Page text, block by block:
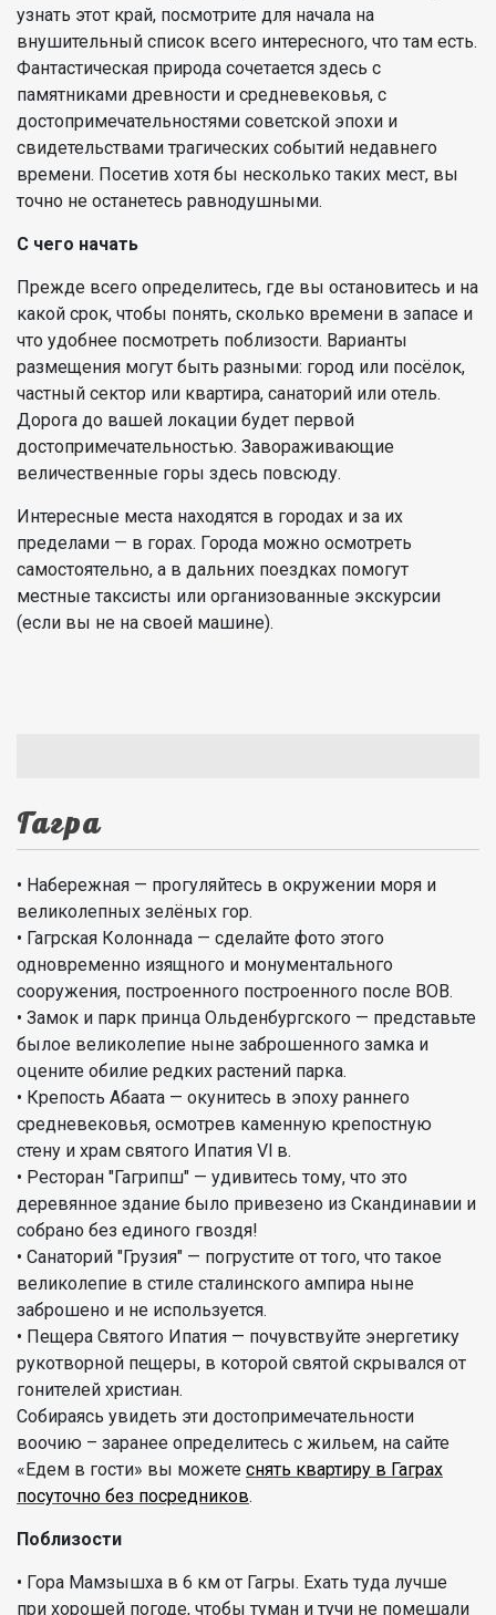
узнать этот край, посмотрите для начала на
внушительный список всего интересного, что там есть.
Фантастическая природа сочетается здесь с
памятниками древности и средневековья, с
достопримечательностями советской эпохи и
свидетельствами трагических событий недавнего
времени. Посетив хотя бы несколько таких мест, вы
точно не останетесь равнодушными.
С чего начать
Прежде всего определитесь, где вы остановитесь и на
какой срок, чтобы понять, сколько времени в запасе и
что удобнее посмотреть поблизости. Варианты
размещения могут быть разными: город или посёлок,
частный сектор или квартира, санаторий или отель.
Дорога до вашей локации будет первой
достопримечательностью. Завораживающие
величественные горы здесь повсюду.
Интересные места находятся в городах и за их
пределами — в горах. Города можно осмотреть
самостоятельно, а в дальних поездках помогут
местные таксисты или организованные экскурсии
(если вы не на своей машине).
Гагра
• Набережная — прогуляйтесь в окружении моря и
великолепных зелёных гор.
• Гагрская Колоннада — сделайте фото этого
одновременно изящного и монументального
сооружения, построенного построенного после ВОВ.
• Замок и парк принца Ольденбургского — представьте
былое великолепие ныне заброшенного замка и
оцените обилие редких растений парка.
• Крепость Абаата — окунитесь в эпоху раннего
средневековья, осмотрев каменную крепостную
стену и храм святого Ипатия Vl в.
• Ресторан "Гагрипш" — удивитесь тому, что это
деревянное здание было привезено из Скандинавии и
собрано без единого гвоздя!
• Санаторий "Грузия" — погрустите от того, что такое
великолепие в стиле сталинского ампира ныне
заброшено и не используется.
• Пещера Святого Ипатия — почувствуйте энергетику
рукотворной пещеры, в которой святой скрывался от
гонителей христиан.
Собираясь увидеть эти достопримечательности
воочию – заранее определитесь с жильем, на сайте
«Едем в гости» вы можете снять квартиру в Гаграх
посуточно без посредников.
Поблизости
• Гора Мамзышха в 6 км от Гагры. Ехать туда лучше
при хорошей погоде, чтобы туман и тучи не помешали